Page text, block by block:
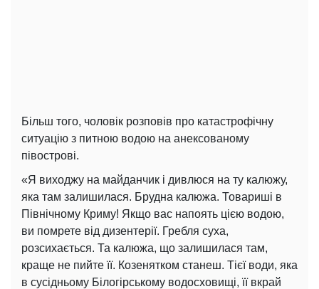
Більш того, чоловік розповів про катастрофічну
ситуацію з питною водою на анексованому
півострові.
«Я виходжу на майданчик і дивлюся на ту калюжу,
яка там залишилася. Брудна калюжа. Товариші в
Північному Криму! Якщо вас напоять цією водою,
ви помрете від дизентерії. Гребля суха,
розсихається. Та калюжа, що залишилася там,
краще не пийте її. Козенятком станеш. Тієї води, яка
в сусідньому Білогірському водосховищі, її вкрай